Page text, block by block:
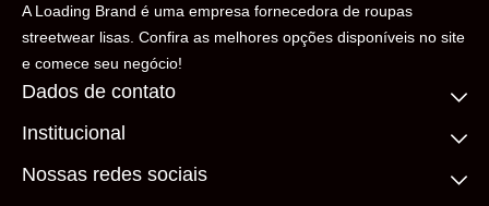
A Loading Brand é uma empresa fornecedora de roupas
streetwear lisas. Confira as melhores opções disponíveis no site
e comece seu negócio!
Dados de contato
(11) 99306-5206
Fale conosco
Institucional
Quem somos
Nossas redes sociais